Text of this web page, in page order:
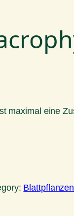
maximal eine
Blattpflanzen